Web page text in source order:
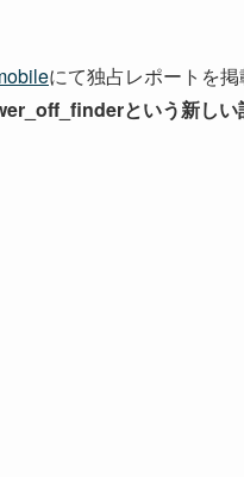
にて独占レポートを掲
という新しい